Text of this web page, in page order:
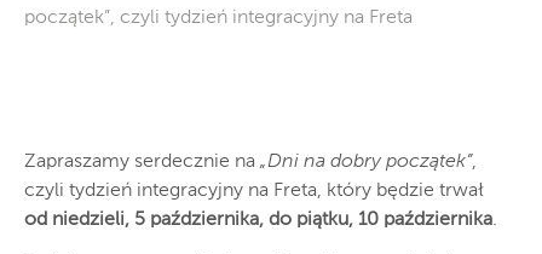
początek”, czyli tydzień integracyjny na Freta
Zapraszamy serdecznie na „Dni na dobry początek”,
czyli tydzień integracyjny na Freta, który będzie trwał
od niedzieli, 5 października, do piątku, 10 października.